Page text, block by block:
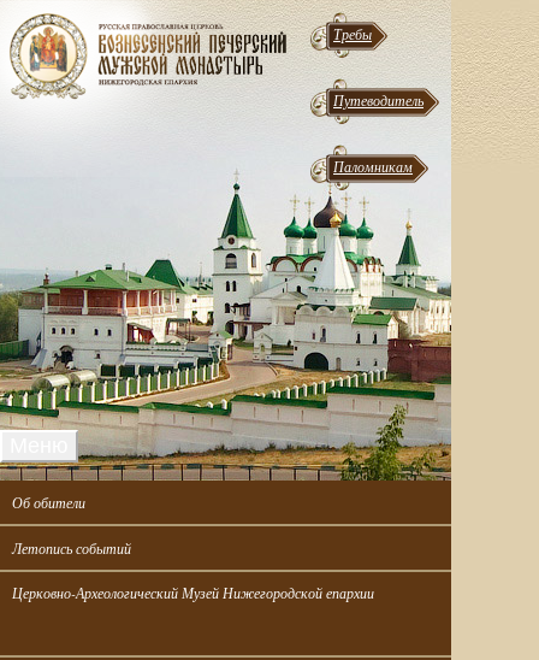
Требы
Путеводитель
Паломникам
Об обители
Летопись событий
Церковно-Археологический Музей Нижегородской епархии